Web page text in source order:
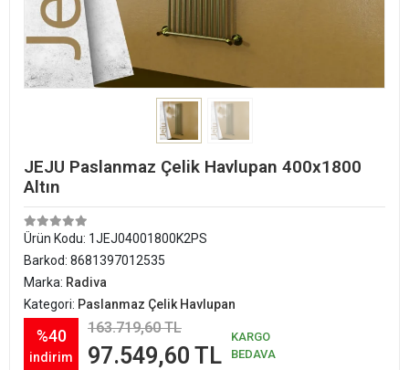
JEJU Paslanmaz Çelik Havlupan 400x1800
Altın
Ürün Kodu: 1JEJ04001800K2PS
Barkod: 8681397012535
Marka: Radiva
Kategori: Paslanmaz Çelik Havlupan
%40
indirim
163.719,60 TL
97.549,60 TL
KARGO
BEDAVA